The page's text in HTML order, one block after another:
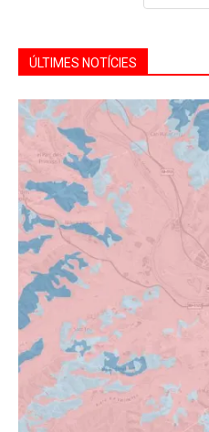
ÚLTIMES NOTÍCIES